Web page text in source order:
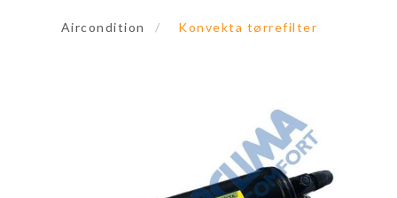
Aircondition / Konvekta tørrefilter